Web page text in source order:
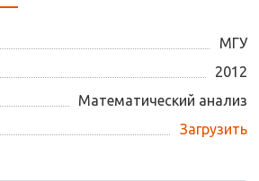
МГУ
2012
Математический анализ
Загрузить